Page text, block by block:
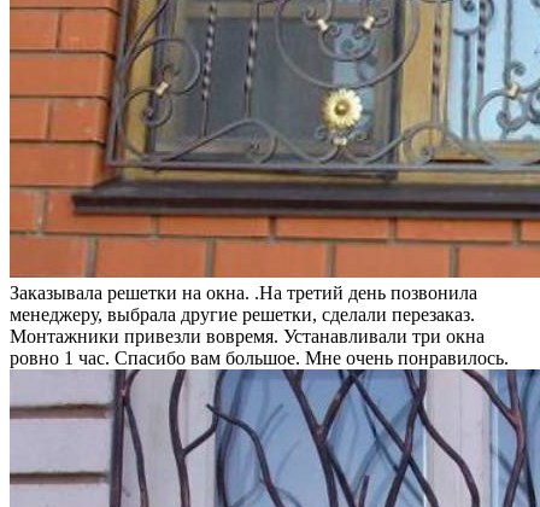
Заказывала решетки на окна. .На третий день позвонила
менеджеру, выбрала другие решетки, сделали перезаказ.
Монтажники привезли вовремя. Устанавливали три окна
ровно 1 час. Спасибо вам большое. Мне очень понравилось.